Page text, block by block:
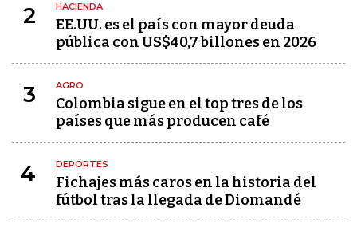
2 HACIENDA
EE.UU. es el país con mayor deuda
pública con US$40,7 billones en 2026
3 AGRO
Colombia sigue en el top tres de los
países que más producen café
4 DEPORTES
Fichajes más caros en la historia del
fútbol tras la llegada de Diomandé